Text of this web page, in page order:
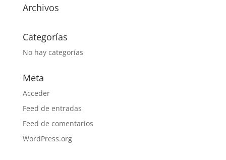
Archivos
Categorías
No hay categorías
Meta
Acceder
Feed de entradas
Feed de comentarios
WordPress.org